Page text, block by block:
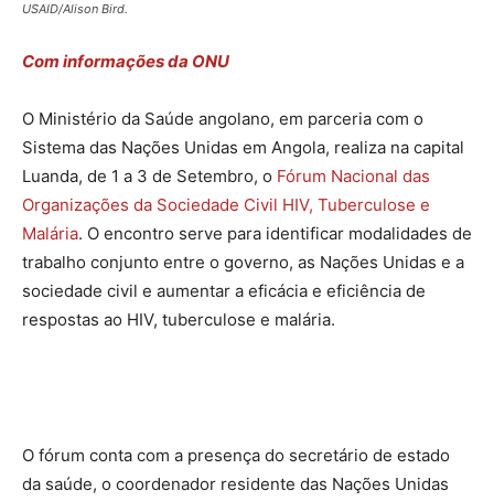
USAID/Alison Bird.
Com informações da ONU
O Ministério da Saúde angolano, em parceria com o
Sistema das Nações Unidas em Angola, realiza na capital
Luanda, de 1 a 3 de Setembro, o Fórum Nacional das
Organizações da Sociedade Civil HIV, Tuberculose e
Malária. O encontro serve para identificar modalidades de
trabalho conjunto entre o governo, as Nações Unidas e a
sociedade civil e aumentar a eficácia e eficiência de
respostas ao HIV, tuberculose e malária.
O fórum conta com a presença do secretário de estado
da saúde, o coordenador residente das Nações Unidas